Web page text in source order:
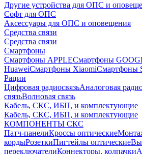
Другие устройства для ОПС и
Софт для ОПС
Аксессуары для ОПС и оповещения
Средства связи
Средства связи
Смартфоны
Смартфоны APPLEСмартфоны
HuaweiСмартфоны XiaomiСмартфоны
Рации
Цифровая радиосвязьАналоговая
связьВолновая связь
Кабель, СКС, ИБП, и комплектующие
Кабель, СКС, ИБП, и комплектующие
КОМПОНЕНТЫ СКС
Патч-панелиКроссы оптические
кордыРозеткиПигтейлы оптические
переключателиКоннекторы, колпачки